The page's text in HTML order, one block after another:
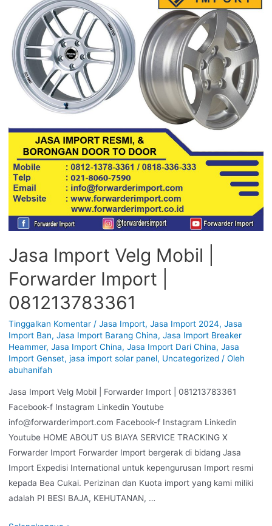
Jasa Import Velg Mobil |
Forwarder Import |
081213783361
Tinggalkan Komentar / Jasa Import, Jasa Import 2024, Jasa
Import Ban, Jasa Import Barang China, Jasa Import Breaker
Heammer, Jasa Import China, Jasa Import Dari China, Jasa
Import Genset, jasa import solar panel, Uncategorized/ Oleh
abuhanifah
Jasa Import Velg Mobil | Forwarder Import | 081213783361
Facebook-f Instagram Linkedin Youtube
info@forwarderimport.com Facebook-f Instagram Linkedin
Youtube HOME ABOUT US BIAYA SERVICE TRACKING X
Forwarder Import Forwarder Import bergerak di bidang Jasa
Import Expedisi International untuk kepengurusan Import resmi
kepada Bea Cukai. Perizinan dan Kuota import yang kami miliki
adalah PI BESI BAJA, KEHUTANAN, …